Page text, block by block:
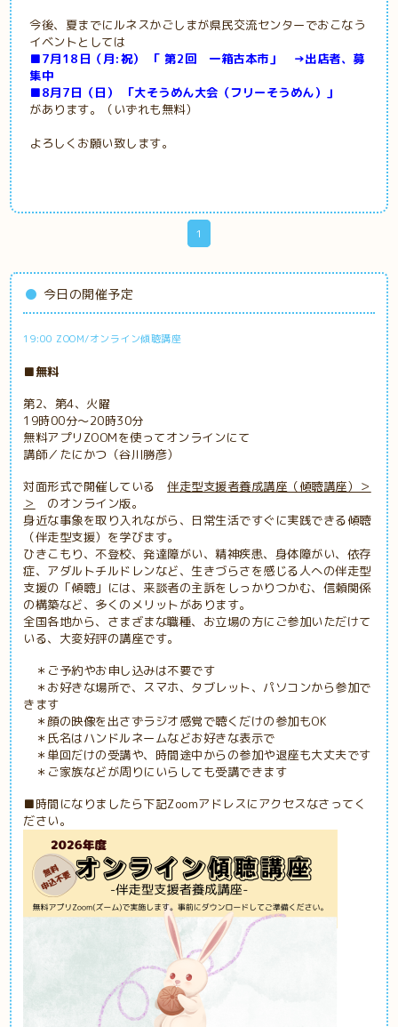
今後、夏までにルネスかごしまが県民交流センターでおこなう
イベントとしては
■7月18日（月:祝） 「 第2回 一箱古本市」 →出店者、募
集中
■8月7日（日） 「大そうめん大会（フリーそうめん）」
があります。（いずれも無料）
よろしくお願い致します。
1
今日の開催予定
19:00 ZOOM/オンライン傾聴講座
■無料
第2、第4、火曜
19時00分～20時30分
無料アプリZOOMを使ってオンラインにて
講師／たにかつ（谷川勝彦）
対面形式で開催している伴走型支援者養成講座（傾聴講座）＞
＞
のオンライン版。
身近な事象を取り入れながら、日常生活ですぐに実践できる傾聴
（伴走型支援）を学びます。
ひきこもり、不登校、発達障がい、精神疾患、身体障がい、依存
症、アダルトチルドレンなど、生きづらさを感じる人への伴走型
支援の「傾聴」には、来談者の主訴をしっかりつかむ、信頼関係
の構築など、多くのメリットがあります。
全国各地から、さまざまな職種、お立場の方にご参加いただけて
いる、大変好評の講座です。
＊ご予約やお申し込みは不要です
＊お好きな場所で、スマホ、タブレット、パソコンから参加で
きます
＊顔の映像を出さずラジオ感覚で聴くだけの参加もOK
＊氏名はハンドルネームなどお好きな表示で
＊単回だけの受講や、時間途中からの参加や退座も大丈夫です
＊ご家族などが周りにいらしても受講できます
■時間になりましたら下記Zoomアドレスにアクセスなさってく
ださい。